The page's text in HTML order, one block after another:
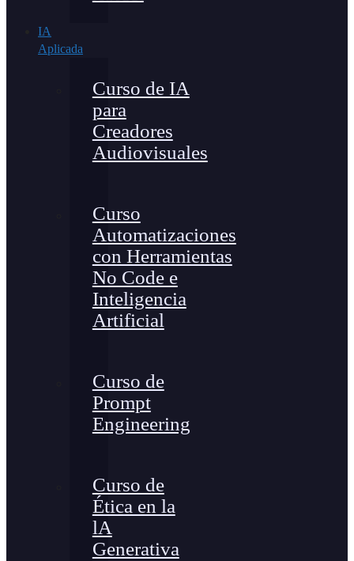
IA
Aplicada
Curso de IA
para
Creadores
Audiovisuales
Curso
Automatizaciones
con Herramientas
No Code e
Inteligencia
Artificial
Curso de
Prompt
Engineering
Curso de
Ética en la
lA
Generativa